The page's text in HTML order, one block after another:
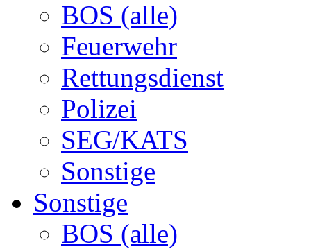
BOS (alle)
Feuerwehr
Rettungsdienst
Polizei
SEG/KATS
Sonstige
Sonstige
BOS (alle)